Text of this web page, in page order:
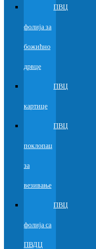
ПВЦ
фолија за
божићно
дрвце
ПВЦ
картице
ПВЦ
поклопац
за
везивање
ПВЦ
фолија са
ПВДЦ